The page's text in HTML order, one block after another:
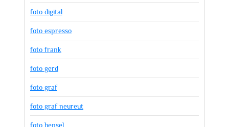
foto digital
foto espresso
foto frank
foto gerd
foto graf
foto graf neureut
foto hensel